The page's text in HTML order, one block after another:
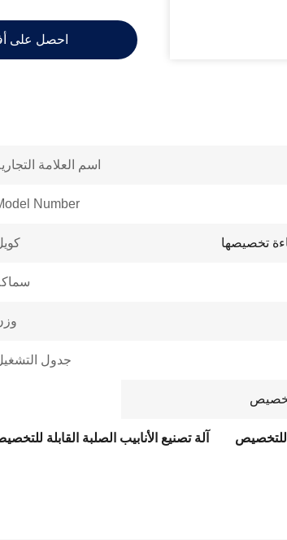
احصل على
اسم العلامة
Number:
تخصيصها
جدول
للتخصيص آلة تصنيع الأنابيب الصلبة القابلة